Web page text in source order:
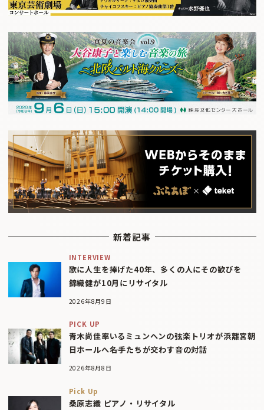
新着記事
INTERVIEW
歌に人生を捧げた40年、多くの人にその歓びを
錦織健が10月にリサイタル
2026年8月9日
PICK UP
青木尚佳率いるミュンヘンの弦楽トリオが浜離宮朝
日ホールへ――名手たちが交わす音の対話
2026年8月8日
Pick Up
桑原志織 ピアノ・リサイタル